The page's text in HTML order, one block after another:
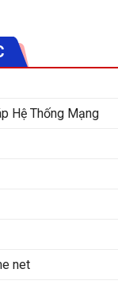
Hệ Thống Mạng
net